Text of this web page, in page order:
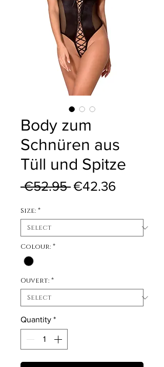
Body zum
Schnüren aus
Tüll und Spitze
€52.95 Regular Price
€42.36
Size: *
Colour: *
Ouvert: *
Quantity *